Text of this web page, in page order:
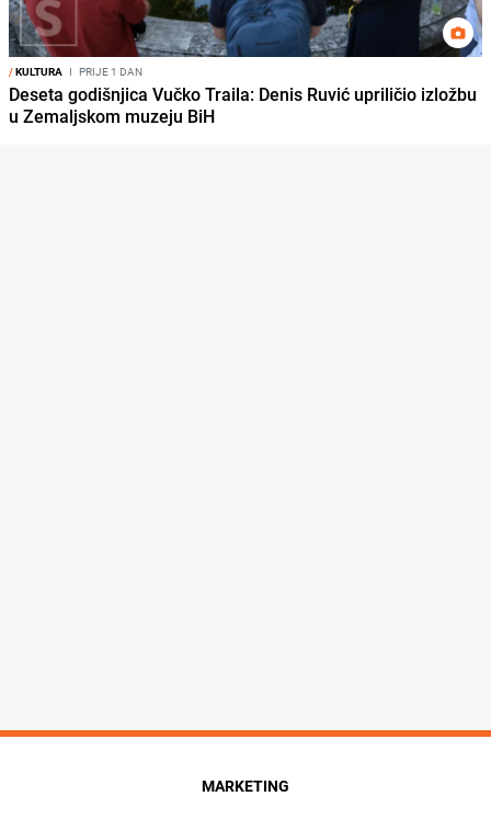
/KULTURA I PRIJE 1 DAN
Deseta godišnjica Vučko Traila: Denis Ruvić upriličio izložbu
u Zemaljskom muzeju BiH
MARKETING